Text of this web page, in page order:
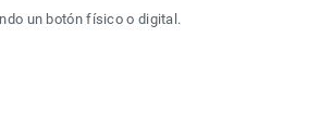
un botón físico o digital.